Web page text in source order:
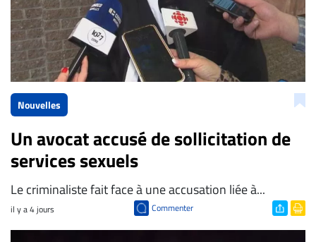
entreprises
Publier
un
emploi
Publicité
Solutions de
recrutements
TROUVEZ-
NOUS
Nouvelles
Un avocat accusé de sollicitation de
services sexuels
Le criminaliste fait face à une accusation liée à...
il y a 4 jours Commenter